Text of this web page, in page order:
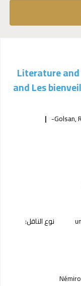
Literature
and Les
Golsan,
نوع الناقل: